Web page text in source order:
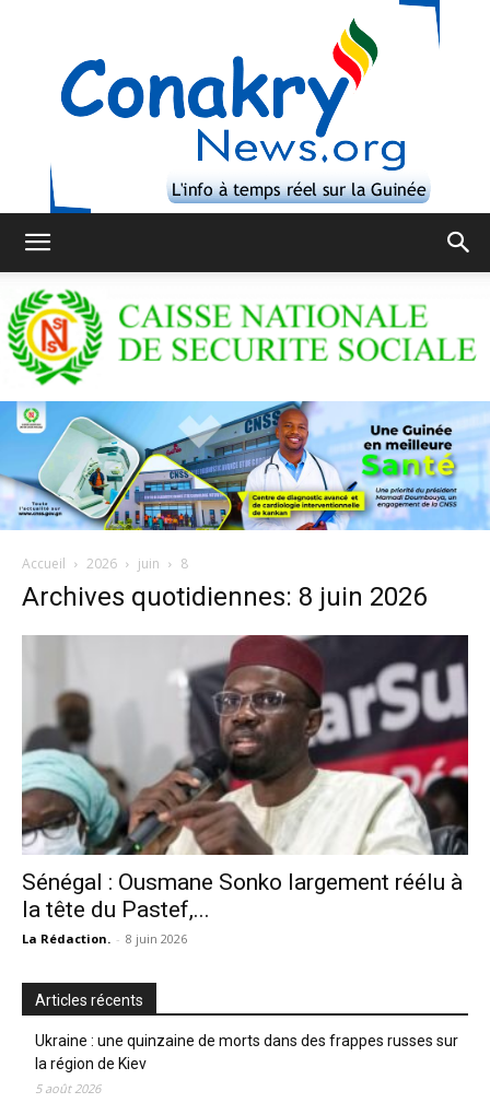
Accueil 2026 juin 8
Archives quotidiennes: 8 juin 2026
Sénégal : Ousmane Sonko largement réélu à
la tête du Pastef,...
La Rédaction. - 8 juin 2026
Articles récents
Ukraine : une quinzaine de morts dans des frappes russes sur
la région de Kiev
5 août 2026